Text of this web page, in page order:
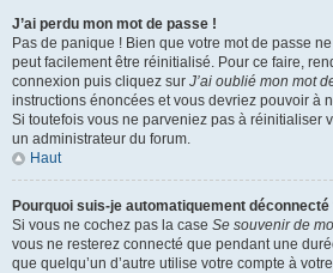
J’ai perdu mon mot de passe !
Pas de panique ! Bien que votre mot de passe
peut facilement être réinitialisé. Pour ce faire,
connexion puis cliquez sur J’ai oublié mon mot
instructions énoncées et vous devriez pouvoir à
Si toutefois vous ne parveniez pas à réinitialiser
un administrateur du forum.
Haut
Pourquoi suis-je automatiquement déconnecté
Si vous ne cochez pas la case Se souvenir de
vous ne resterez connecté que pendant une
que quelqu’un d’autre utilise votre compte à